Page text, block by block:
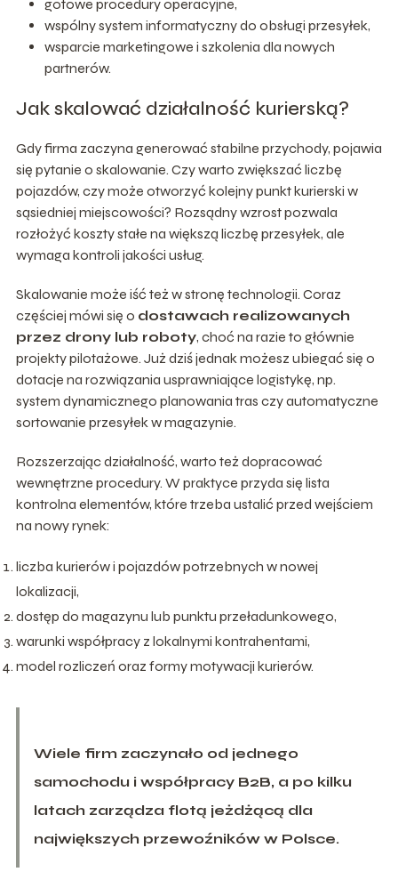
gotowe procedury operacyjne,
wspólny system informatyczny do obsługi przesyłek,
wsparcie marketingowe i szkolenia dla nowych
partnerów.
Jak skalować działalność kurierską?
Gdy firma zaczyna generować stabilne przychody, pojawia
się pytanie o skalowanie. Czy warto zwiększać liczbę
pojazdów, czy może otworzyć kolejny punkt kurierski w
sąsiedniej miejscowości? Rozsądny wzrost pozwala
rozłożyć koszty stałe na większą liczbę przesyłek, ale
wymaga kontroli jakości usług.
Skalowanie może iść też w stronę technologii. Coraz
częściej mówi się o dostawach realizowanych
przez drony lub roboty, choć na razie to głównie
projekty pilotażowe. Już dziś jednak możesz ubiegać się o
dotacje na rozwiązania usprawniające logistykę, np.
system dynamicznego planowania tras czy automatyczne
sortowanie przesyłek w magazynie.
Rozszerzając działalność, warto też dopracować
wewnętrzne procedury. W praktyce przyda się lista
kontrolna elementów, które trzeba ustalić przed wejściem
na nowy rynek:
liczba kurierów i pojazdów potrzebnych w nowej
lokalizacji,
dostęp do magazynu lub punktu przeładunkowego,
warunki współpracy z lokalnymi kontrahentami,
model rozliczeń oraz formy motywacji kurierów.
Wiele firm zaczynało od jednego
samochodu i współpracy B2B, a po kilku
latach zarządza flotą jeżdżącą dla
największych przewoźników w Polsce.